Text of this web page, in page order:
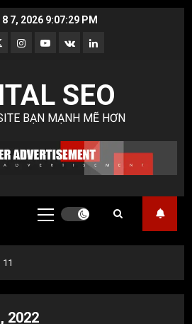
7, 2026 9:07:30 PM
Instagram
Youtube
VK LinkedIn
SEO
BẠN MẠNH MẼ HƠN
Primary
11
2022